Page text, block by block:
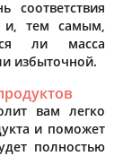
соответствия
и, тем самым,
ли масса
избыточной.
вам легко
и поможет
полностью